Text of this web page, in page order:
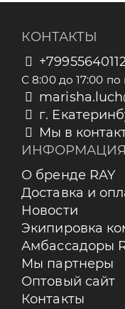
КОНТАКТЫ
С 8:00 до 17:00 по
г.
Мы в
ИНФОРМАЦИЯ
О бренде RAY
Доставка и
Новости
Экипировка
Амбассадоры
Мы партнеры
Оптовый сайт
Контакты